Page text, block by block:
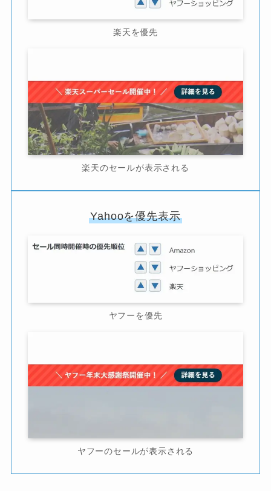
楽天を優先
楽天のセールが表示される
Yahooを優先表示
ヤフーを優先
ヤフーのセールが表示される